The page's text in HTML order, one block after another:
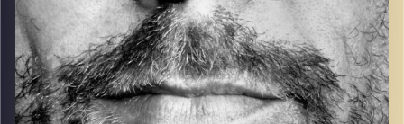
קרדיט תמונות: David Goehring